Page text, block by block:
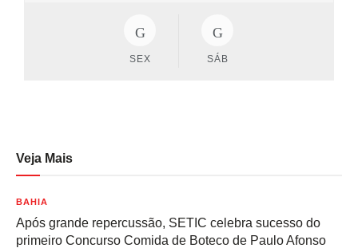
SEX SÁB
Veja Mais
BAHIA
Após grande repercussão, SETIC celebra sucesso do
primeiro Concurso Comida de Boteco de Paulo Afonso